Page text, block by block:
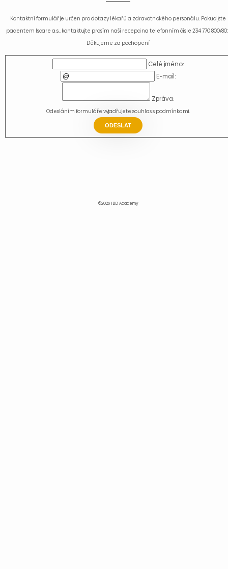
Kontaktní formulář je určen pro dotazy lékařů a zdravotnického personálu. Pokud jste
pacientem Iscare a.s., kontaktujte prosím naší recepci na telefonním čísle 234 770 800/
Děkujeme za pochopení
Celé jméno:
E-mail:
Zpráva:
Odesláním formuláře vyjadřujete souhlas s podmínkami.
ODESLAT
©2026 IBD Academy